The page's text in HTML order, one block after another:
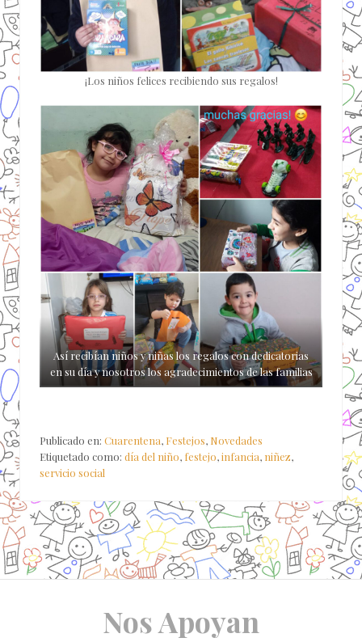
¡Los niños felices recibiendo sus regalos!
Así recibían niños y niñas los regalos con dedicatorias
en su día y nosotros los agradecimientos de las familias
Publicado en: Cuarentena, Festejos, Novedades
Etiquetado como: día del niño, festejo,infancia, niñez,
servicio social
Nos Apoyan